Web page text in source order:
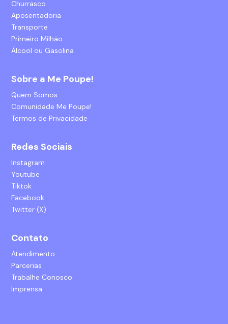
Churrasco
Aposentadoria
Transporte
Primeiro Milhão
Álcool ou Gasolina
Sobre a Me Poupe!
Quem Somos
Comunidade Me Poupe!
Termos de Privacidade
Redes Sociais
Instagram
Youtube
Tiktok
Facebook
Twitter (X)
Contato
Atendimento
Parcerias
Trabalhe Conosco
Imprensa